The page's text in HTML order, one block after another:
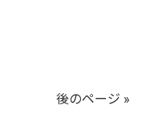
後のページ »